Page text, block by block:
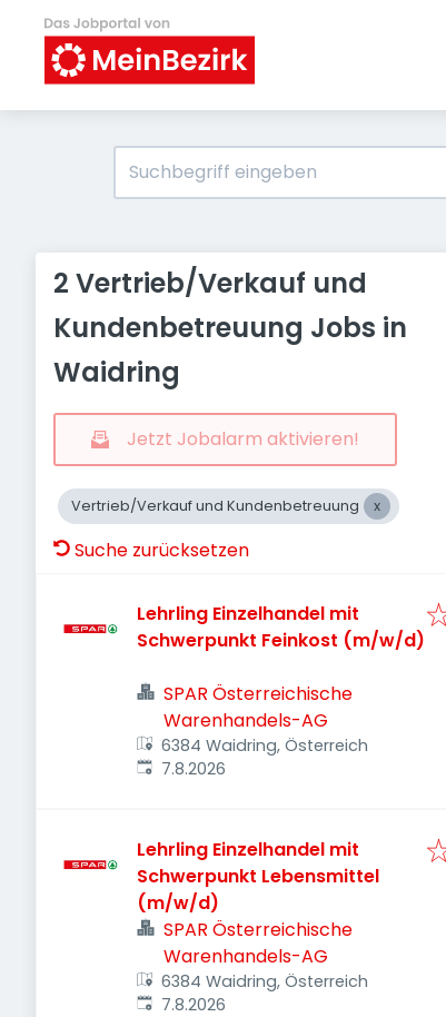
2 Vertrieb/Verkauf und
Kundenbetreuung Jobs in
Waidring
Jetzt Jobalarm aktivieren!
Vertrieb/Verkauf und Kundenbetreuung
Suche zurücksetzen
Lehrling Einzelhandel mit
Schwerpunkt Feinkost (m/w/d)
SPAR Österreichische
Warenhandels-AG
6384 Waidring, Österreich
Veröffentlicht
7.8.2026
Lehrling Einzelhandel mit
Schwerpunkt Lebensmittel
(m/w/d)
SPAR Österreichische
Warenhandels-AG
6384 Waidring, Österreich
Veröffentlicht
7.8.2026